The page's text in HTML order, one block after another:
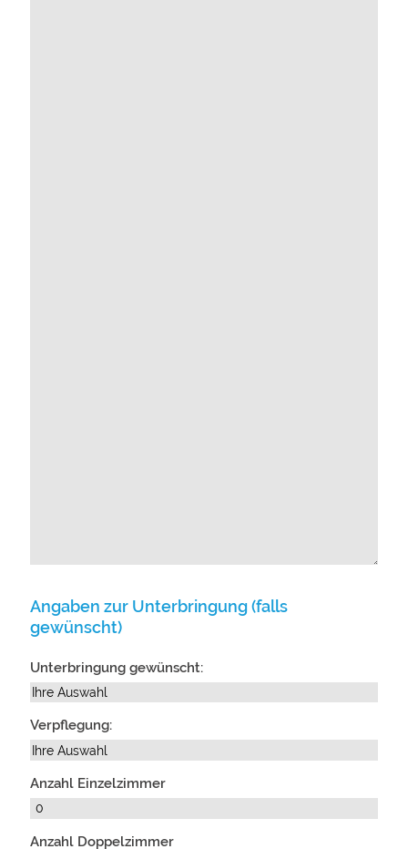
Angaben zur Unterbringung (falls
gewünscht)
Unterbringung gewünscht:
Verpflegung:
Anzahl Einzelzimmer
Anzahl Doppelzimmer